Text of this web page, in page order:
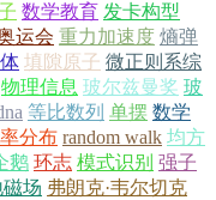
数学教育 发卡构型
运会 重力加速度 熵弹
填隙原子 微正则系综
物理信息 玻尔兹曼奖 玻
等比数列 单摆 数学
分布 random walk 均方
鹅 环志 模式识别 强子
场 弗朗克·韦尔切克